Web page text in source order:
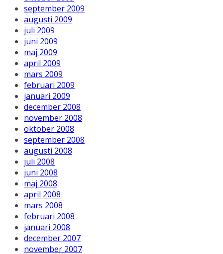
september 2009
augusti 2009
juli 2009
juni 2009
maj 2009
april 2009
mars 2009
februari 2009
januari 2009
december 2008
november 2008
oktober 2008
september 2008
augusti 2008
juli 2008
juni 2008
maj 2008
april 2008
mars 2008
februari 2008
januari 2008
december 2007
november 2007